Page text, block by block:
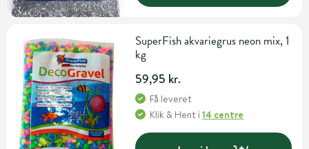
SuperFish akvariegrus neon mix, 1
kg
59,95 kr.
Få leveret
Klik & Hent i14 centre